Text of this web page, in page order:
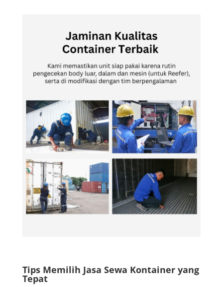
Tips Memilih Jasa Sewa Kontainer yang
Tepat